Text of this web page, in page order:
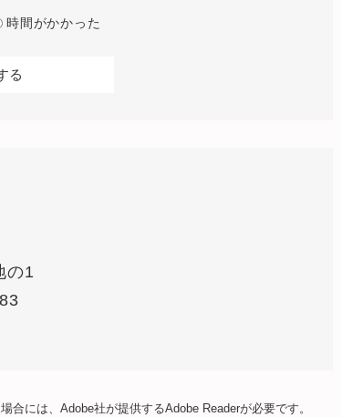
時間がかかった
の1
合には、Adobe社が提供するAdobe Readerが必要です。